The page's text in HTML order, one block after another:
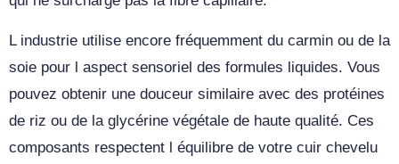
L industrie utilise encore fréquemment du carmin ou de la
soie pour l aspect sensoriel des formules liquides. Vous
pouvez obtenir une douceur similaire avec des protéines
de riz ou de la glycérine végétale de haute qualité. Ces
composants respectent l équilibre de votre cuir chevelu